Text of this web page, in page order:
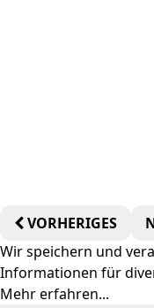
VORHERIGES
Wir speichern und
Informationen für
Mehr erfahren...